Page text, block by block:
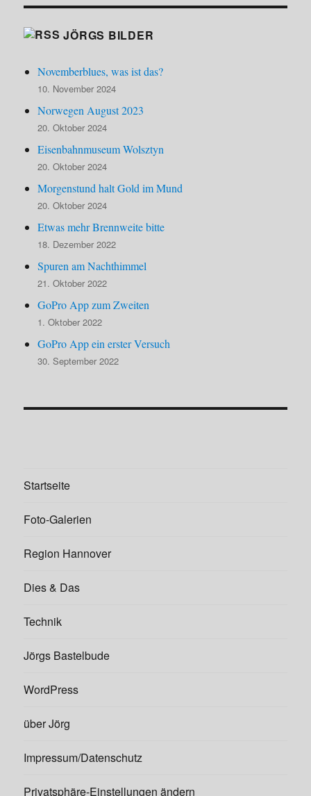
JÖRGS BILDER
Novemberblues, was ist das?
10. November 2024
Norwegen August 2023
20. Oktober 2024
Eisenbahnmuseum Wolsztyn
20. Oktober 2024
Morgenstund halt Gold im Mund
20. Oktober 2024
Etwas mehr Brennweite bitte
18. Dezember 2022
Spuren am Nachthimmel
21. Oktober 2022
GoPro App zum Zweiten
1. Oktober 2022
GoPro App ein erster Versuch
30. September 2022
Startseite
Foto-Galerien
Region Hannover
Dies & Das
Technik
Jörgs Bastelbude
WordPress
über Jörg
Impressum/Datenschutz
Privatsphäre-Einstellungen ändern